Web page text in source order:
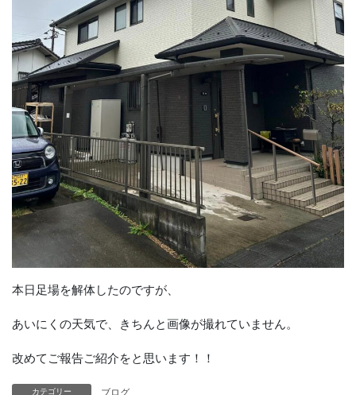
本日足場を解体したのですが、
あいにくの天気で、きちんと画像が撮れていません。
改めてご報告ご紹介をと思います！！
カテゴリー ブログ